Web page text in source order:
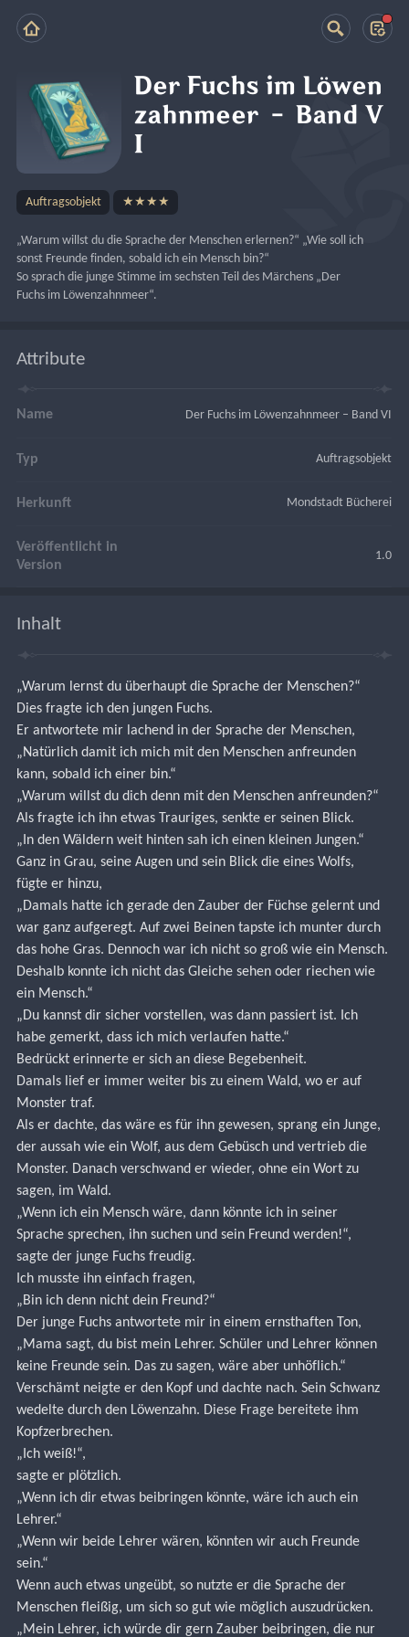
Der Fuchs im Löwen
zahnmeer – Band V
I
Auftragsobjekt ★★★★
„Warum willst du die Sprache der Menschen erlernen?“ „Wie soll ich
sonst Freunde finden, sobald ich ein Mensch bin?“
So sprach die junge Stimme im sechsten Teil des Märchens „Der
Fuchs im Löwenzahnmeer“.
Attribute
Name Der Fuchs im Löwenzahnmeer – Band VI
Typ Auftragsobjekt
Herkunft Mondstadt Bücherei
Veröffentlicht in
Version
1.0
Inhalt
„Warum lernst du überhaupt die Sprache der Menschen?“
Dies fragte ich den jungen Fuchs.
Er antwortete mir lachend in der Sprache der Menschen,
„Natürlich damit ich mich mit den Menschen anfreunden
kann, sobald ich einer bin.“
„Warum willst du dich denn mit den Menschen anfreunden?“
Als fragte ich ihn etwas Trauriges, senkte er seinen Blick.
„In den Wäldern weit hinten sah ich einen kleinen Jungen.“
Ganz in Grau, seine Augen und sein Blick die eines Wolfs,
fügte er hinzu,
„Damals hatte ich gerade den Zauber der Füchse gelernt und
war ganz aufgeregt. Auf zwei Beinen tapste ich munter durch
das hohe Gras. Dennoch war ich nicht so groß wie ein Mensch.
Deshalb konnte ich nicht das Gleiche sehen oder riechen wie
ein Mensch.“
„Du kannst dir sicher vorstellen, was dann passiert ist. Ich
habe gemerkt, dass ich mich verlaufen hatte.“
Bedrückt erinnerte er sich an diese Begebenheit.
Damals lief er immer weiter bis zu einem Wald, wo er auf
Monster traf.
Als er dachte, das wäre es für ihn gewesen, sprang ein Junge,
der aussah wie ein Wolf, aus dem Gebüsch und vertrieb die
Monster. Danach verschwand er wieder, ohne ein Wort zu
sagen, im Wald.
„Wenn ich ein Mensch wäre, dann könnte ich in seiner
Sprache sprechen, ihn suchen und sein Freund werden!“,
sagte der junge Fuchs freudig.
Ich musste ihn einfach fragen,
„Bin ich denn nicht dein Freund?“
Der junge Fuchs antwortete mir in einem ernsthaften Ton,
„Mama sagt, du bist mein Lehrer. Schüler und Lehrer können
keine Freunde sein. Das zu sagen, wäre aber unhöflich.“
Verschämt neigte er den Kopf und dachte nach. Sein Schwanz
wedelte durch den Löwenzahn. Diese Frage bereitete ihm
Kopfzerbrechen.
„Ich weiß!“,
sagte er plötzlich.
„Wenn ich dir etwas beibringen könnte, wäre ich auch ein
Lehrer.“
„Wenn wir beide Lehrer wären, könnten wir auch Freunde
sein.“
Wenn auch etwas ungeübt, so nutzte er die Sprache der
Menschen fleißig, um sich so gut wie möglich auszudrücken.
„Mein Lehrer, ich würde dir gern Zauber beibringen, die nur